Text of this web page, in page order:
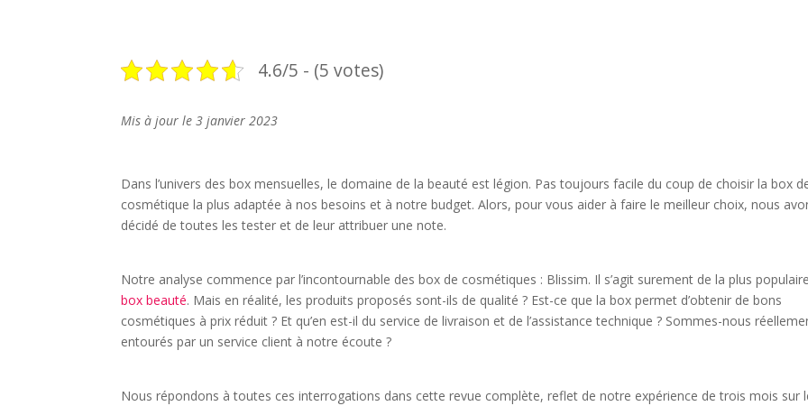
4.6/5 - (5 votes)
Mis à jour le 3 janvier 2023
Dans l’univers des box mensuelles, le domaine de la beauté est légion. Pas toujours facile du coup de choisir la box
cosmétique la plus adaptée à nos besoins et à notre budget. Alors, pour vous aider à faire le meilleur choix, nous
décidé de toutes les tester et de leur attribuer une note.
Notre analyse commence par l’incontournable des box de cosmétiques : Blissim. Il s’agit surement de la plus
box beauté. Mais en réalité, les produits proposés sont-ils de qualité ? Est-ce que la box permet d’obtenir de bons
cosmétiques à prix réduit ? Et qu’en est-il du service de livraison et de l’assistance technique ? Sommes-nous
entourés par un service client à notre écoute ?
Nous répondons à toutes ces interrogations dans cette revue complète, reflet de notre expérience de trois mois sur